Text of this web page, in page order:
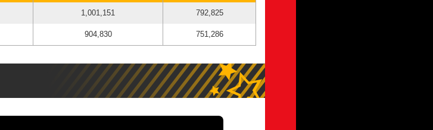
1,001,151 792,825
904,830 751,286